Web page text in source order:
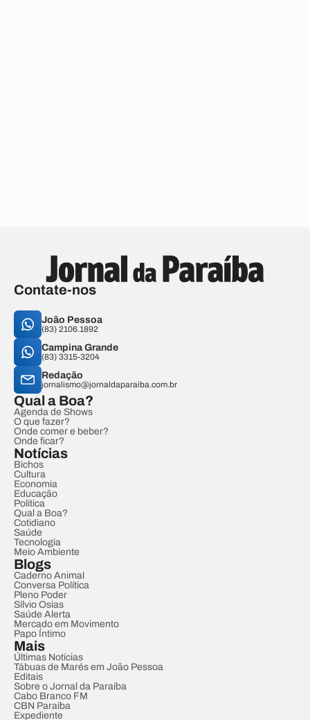
Contate-nos
João Pessoa
(83) 2106.1892
Campina Grande
(83) 3315-3204
Redação
jornalismo@jornaldaparaiba.com.br
Qual a Boa?
Agenda de Shows
O que fazer?
Onde comer e beber?
Onde ficar?
Notícias
Bichos
Cultura
Economia
Educação
Política
Qual a Boa?
Cotidiano
Saúde
Tecnologia
Meio Ambiente
Blogs
Caderno Animal
Conversa Política
Pleno Poder
Sílvio Osias
Saúde Alerta
Mercado em Movimento
Papo Íntimo
Mais
Últimas Notícias
Tábuas de Marés em João Pessoa
Editais
Sobre o Jornal da Paraíba
Cabo Branco FM
CBN Paraíba
Expediente